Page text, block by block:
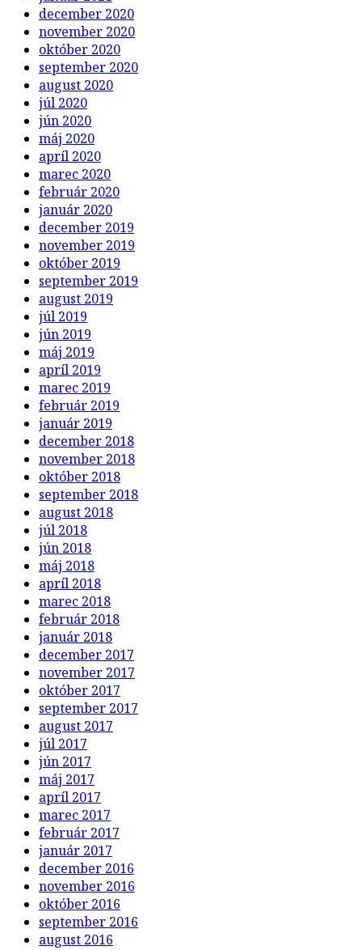
december 2020
november 2020
október 2020
september 2020
august 2020
júl 2020
jún 2020
máj 2020
apríl 2020
marec 2020
február 2020
január 2020
december 2019
november 2019
október 2019
september 2019
august 2019
júl 2019
jún 2019
máj 2019
apríl 2019
marec 2019
február 2019
január 2019
december 2018
november 2018
október 2018
september 2018
august 2018
júl 2018
jún 2018
máj 2018
apríl 2018
marec 2018
február 2018
január 2018
december 2017
november 2017
október 2017
september 2017
august 2017
júl 2017
jún 2017
máj 2017
apríl 2017
marec 2017
február 2017
január 2017
december 2016
november 2016
október 2016
september 2016
august 2016